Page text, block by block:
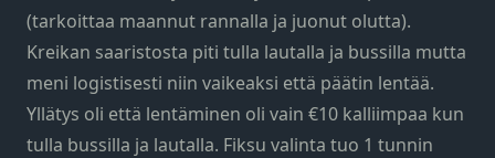
(tarkoittaa maannut rannalla ja juonut olutta).
Kreikan saaristosta piti tulla lautalla ja bussilla mutta
meni logistisesti niin vaikeaksi että päätin lentää.
Yllätys oli että lentäminen oli vain €10 kalliimpaa kun
tulla bussilla ja lautalla. Fiksu valinta tuo 1 tunnin